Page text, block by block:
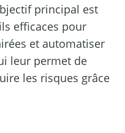
principal est
efficaces pour
et automatiser
leur permet de
les risques grâce